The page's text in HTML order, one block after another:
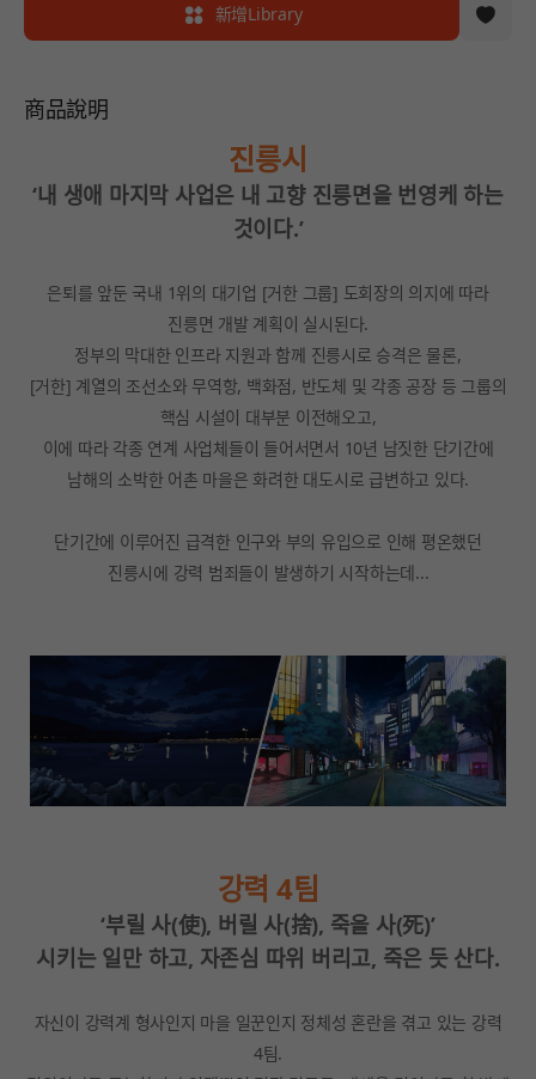
新增Library
商品說明
진릉시
‘내 생애 마지막 사업은 내 고향 진릉면을 번영케 하는
것이다.’
은퇴를 앞둔 국내 1위의 대기업 [거한 그룹] 도회장의 의지에 따라
진릉면 개발 계획이 실시된다.
정부의 막대한 인프라 지원과 함께 진릉시로 승격은 물론,
[거한] 계열의 조선소와 무역항, 백화점, 반도체 및 각종 공장 등 그룹의
핵심 시설이 대부분 이전해오고,
이에 따라 각종 연계 사업체들이 들어서면서 10년 남짓한 단기간에
남해의 소박한 어촌 마을은 화려한 대도시로 급변하고 있다.
단기간에 이루어진 급격한 인구와 부의 유입으로 인해 평온했던
진릉시에 강력 범죄들이 발생하기 시작하는데...
강력 4팀
‘부릴 사(使), 버릴 사(捨), 죽을 사(死)’
시키는 일만 하고, 자존심 따위 버리고, 죽은 듯 산다.
자신이 강력계 형사인지 마을 일꾼인지 정체성 혼란을 겪고 있는 강력
4팀.